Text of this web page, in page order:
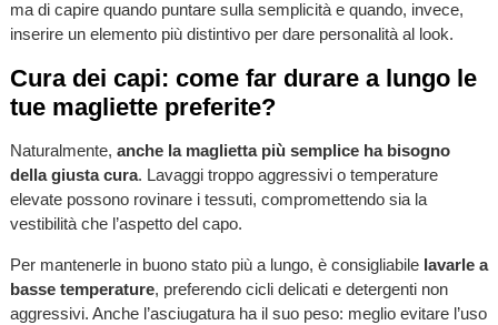
ma di capire quando puntare sulla semplicità e quando, invece,
inserire un elemento più distintivo per dare personalità al look.
Cura dei capi: come far durare a lungo le
tue magliette preferite?
Naturalmente, anche la maglietta più semplice ha bisogno
della giusta cura. Lavaggi troppo aggressivi o temperature
elevate possono rovinare i tessuti, compromettendo sia la
vestibilità che l’aspetto del capo.
Per mantenerle in buono stato più a lungo, è consigliabile lavarle a
basse temperature, preferendo cicli delicati e detergenti non
aggressivi. Anche l’asciugatura ha il suo peso: meglio evitare l’uso